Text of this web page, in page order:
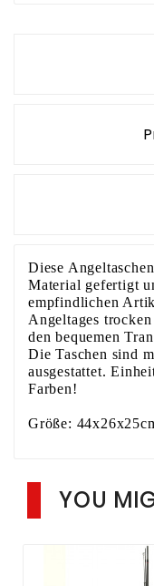
Diese
Material gefertigt
empfindlichen
Angeltages
den bequemen
Die Taschen sind
ausgestattet.
Farben!
Größe:
YOU